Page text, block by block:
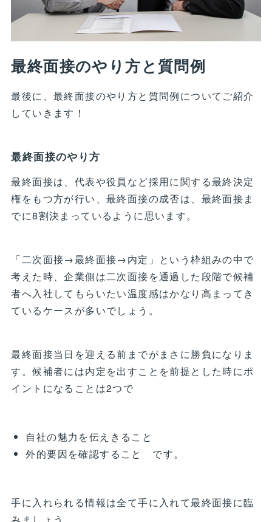
最終面接のやり方と質問例
最後に、最終面接のやり方と質問例についてご紹介
していきます！
最終面接のやり方
最終面接は、代表や役員など採用に関する最終決定
権をもつ方が行い、最終面接の成否は、最終面接ま
でに8割決まっているように思います。
「二次面接→最終面接→内定」という枠組みの中で
考えた時、企業側は二次面接を通過した段階で候補
者へ入社してもらいたい温度感はかなり高まってき
ているケースが多いでしょう。
最終面接当日を迎える前までがまさに勝負になりま
す。候補者には内定を出すことを前提とした時にポ
イントになることは2つで
自社の魅力を伝えきること
外的要因を確認すること です。
手に入れられる情報は全て手に入れて最終面接に臨